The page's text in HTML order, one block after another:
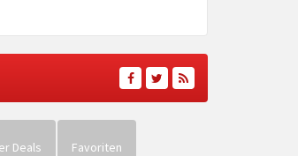
Deals Favoriten